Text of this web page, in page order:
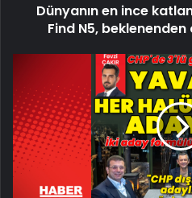
Dünyanın en ince
Find N5,
görüşme!
Mansur
Yavaş:
Her
halükarda
adayım